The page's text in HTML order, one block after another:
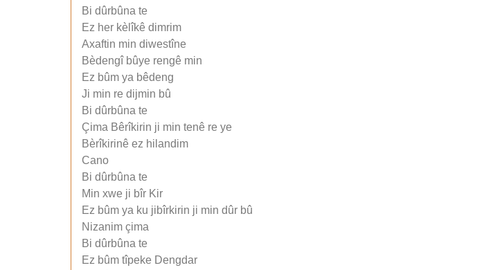
Bi dûrbûna te
Ez her kèlîkê dimrim
Axaftin min diwestîne
Bèdengî bûye rengê min
Ez bûm ya bêdeng
Ji min re dijmin bû
Bi dûrbûna te
Çima Bêrîkirin ji min tenê re ye
Bèrîkirinê ez hilandim
Cano
Bi dûrbûna te
Min xwe ji bîr Kir
Ez bûm ya ku jibîrkirin ji min dûr bû
Nizanim çima
Bi dûrbûna te
Ez bûm tîpeke Dengdar